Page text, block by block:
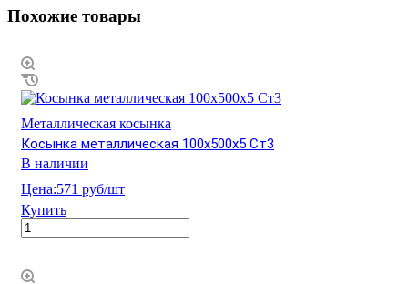
Похожие товары
Металлическая косынка
Косынка металлическая 100х500х5 Ст3
В наличии
Цена:571 руб/шт
Купить